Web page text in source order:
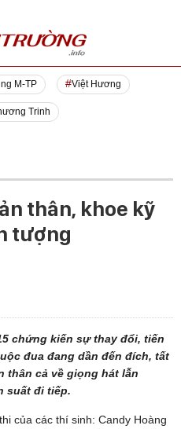
M-TP Việt Hương
Trinh
thân, khoe kỹ
tượng
chứng kiến sự thay đổi, tiến
đua đang dần đến đích, tất
thân cả về giọng hát lẫn
suất đi tiếp.
của các thí sinh: Candy Hoàng